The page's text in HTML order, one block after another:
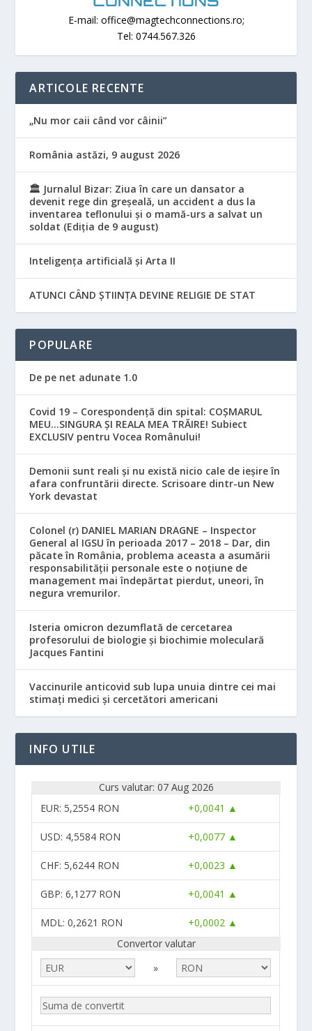
E-mail: office@magtechconnections.ro;
Tel: 0744.567.326
ARTICOLE RECENTE
„Nu mor caii când vor câinii”
România astăzi, 9 august 2026
🏛️ Jurnalul Bizar: Ziua în care un dansator a
devenit rege din greșeală, un accident a dus la
inventarea teflonului și o mamă-urs a salvat un
soldat (Ediția de 9 august)
Inteligența artificială și Arta II
ATUNCI CÂND ȘTIINȚA DEVINE RELIGIE DE STAT
POPULARE
De pe net adunate 1.0
Covid 19 – Corespondență din spital: COȘMARUL
MEU…SINGURA ȘI REALA MEA TRĂIRE! Subiect
EXCLUSIV pentru Vocea Românului!
Demonii sunt reali și nu există nicio cale de ieșire în
afara confruntării directe. Scrisoare dintr-un New
York devastat
Colonel (r) DANIEL MARIAN DRAGNE – Inspector
General al IGSU în perioada 2017 – 2018 – Dar, din
păcate în România, problema aceasta a asumării
responsabilităţii personale este o noţiune de
management mai îndepărtat pierdut, uneori, în
negura vremurilor.
Isteria omicron dezumflată de cercetarea
profesorului de biologie și biochimie moleculară
Jacques Fantini
Vaccinurile anticovid sub lupa unuia dintre cei mai
stimați medici și cercetători americani
INFO UTILE
Curs valutar: 07 Aug 2026
EUR: 5,2554 RON +0,0041 ▲
USD: 4,5584 RON +0,0077 ▲
CHF: 5,6244 RON +0,0023 ▲
GBP: 6,1277 RON +0,0041 ▲
MDL: 0,2621 RON
+0,0002 ▲
Convertor valutar
»